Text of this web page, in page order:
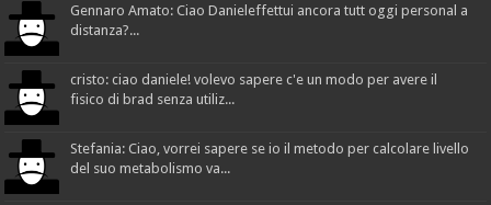
Gennaro Amato: Ciao Danieleffettui ancora tutt oggi personal a
distanza?...
cristo: ciao daniele! volevo sapere c'e un modo per avere il
fisico di brad senza utiliz...
Stefania: Ciao, vorrei sapere se io il metodo per calcolare livello
del suo metabolismo va...